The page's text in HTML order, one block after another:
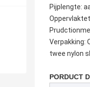
Pijplengte:
Verpakking:
twee nylon
PORDUCT